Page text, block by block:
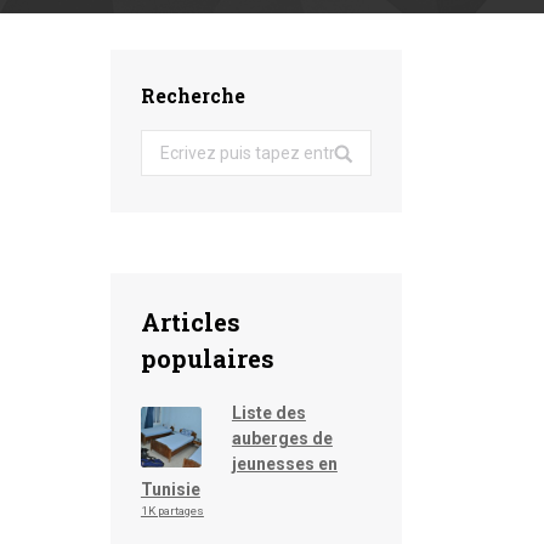
Recherche
Search:
Articles
populaires
Liste des
auberges de
jeunesses en
Tunisie
1K partages